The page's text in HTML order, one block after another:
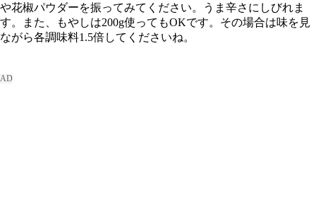
や花椒パウダーを振ってみてください。うま辛さにしびれま
す。また、もやしは200g使ってもOKです。その場合は味を見
ながら各調味料1.5倍してくださいね。